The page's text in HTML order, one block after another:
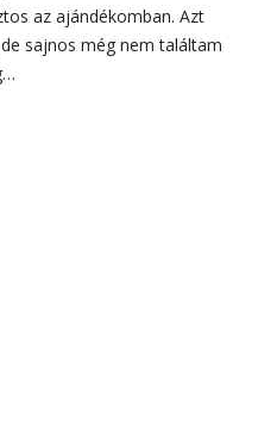
az ajándékomban. Azt
sajnos még nem találtam